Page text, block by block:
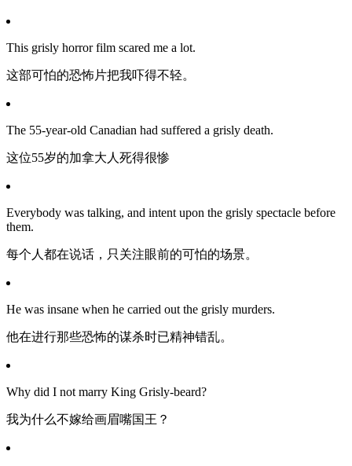
This grisly horror film scared me a lot.
这部可怕的恐怖片把我吓得不轻。
The 55-year-old Canadian had suffered a grisly death.
这位55岁的加拿大人死得很惨
Everybody was talking, and intent upon the grisly spectacle before
them.
每个人都在说话，只关注眼前的可怕的场景。
He was insane when he carried out the grisly murders.
他在进行那些恐怖的谋杀时已精神错乱。
Why did I not marry King Grisly-beard?
我为什么不嫁给画眉嘴国王？